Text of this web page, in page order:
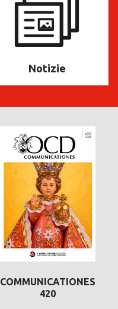
Notizie
COMMUNICATIONES
420